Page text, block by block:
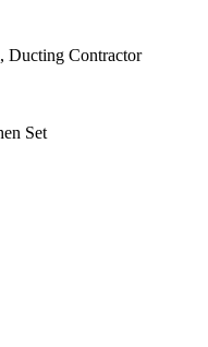
Ducting Contractor
Set